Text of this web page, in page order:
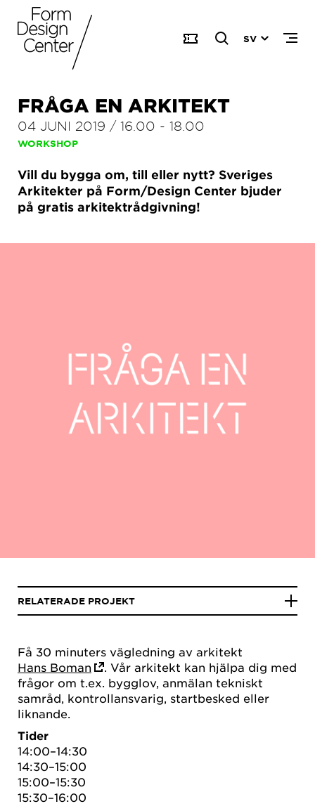
SV
FRÅGA EN ARKITEKT
04 JUNI 2019 / 16.00 - 18.00
WORKSHOP
Vill du bygga om, till eller nytt? Sveriges
Arkitekter på Form/Design Center bjuder
på gratis arkitektrådgivning!
Få 30 minuters vägledning av arkitekt
Hans Boman
. Vår arkitekt kan hjälpa dig med
frågor om t.ex. bygglov, anmälan tekniskt
samråd, kontrollansvarig, startbesked eller
liknande.
Tider
14:00–14:30
14:30–15:00
15:00–15:30
15:30–16:00
RELATERADE PROJEKT